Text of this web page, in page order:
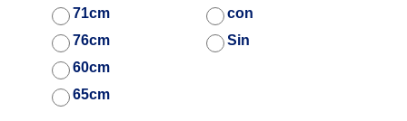
71cm
76cm
60cm
65cm
con
Sin